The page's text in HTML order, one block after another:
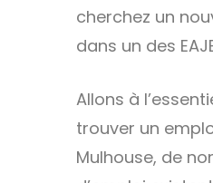
cherchez un
dans un des
Allons à
trouver un
Mulhouse, de